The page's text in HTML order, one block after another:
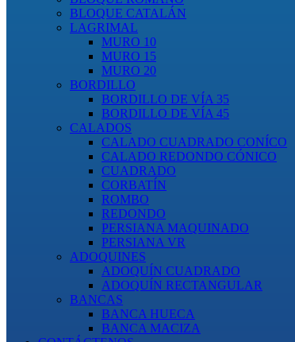
BLOQUE CATALÁN
LAGRIMAL
MURO 10
MURO 15
MURO 20
BORDILLO
BORDILLO DE VÍA 35
BORDILLO DE VÍA 45
CALADOS
CALADO CUADRADO CONÍCO
CALADO REDONDO CÓNICO
CUADRADO
CORBATÍN
ROMBO
REDONDO
PERSIANA MAQUINADO
PERSIANA VR
ADOQUINES
ADOQUÍN CUADRADO
ADOQUÍN RECTANGULAR
BANCAS
BANCA HUECA
BANCA MACIZA